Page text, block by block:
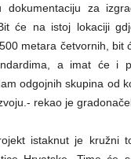
dokumentaciju za
će na istoj lokaciji
metara četvornih, bit
a imat će i
odgojnih skupina od
rekao je
istaknut je kružni